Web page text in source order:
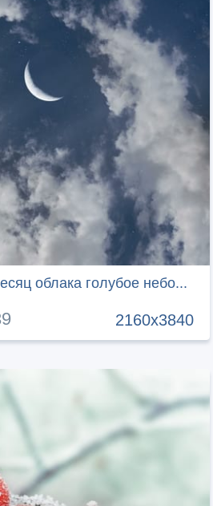
облака голубое небо...
2160x3840